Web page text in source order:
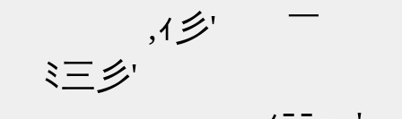
,ｨ彡' ￣
ﾐ三彡' ／⌒ /